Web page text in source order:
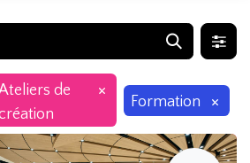
de
×
Formation ×